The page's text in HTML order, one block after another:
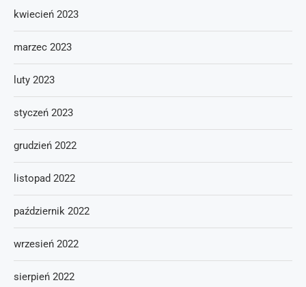
kwiecień 2023
marzec 2023
luty 2023
styczeń 2023
grudzień 2022
listopad 2022
październik 2022
wrzesień 2022
sierpień 2022